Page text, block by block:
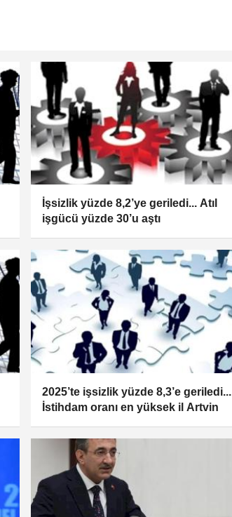
İşsizlik yüzde 8,2’ye geriledi... Atıl
işgücü yüzde 30’u aştı
2025’te işsizlik yüzde 8,3’e geriledi...
İstihdam oranı en yüksek il Artvin